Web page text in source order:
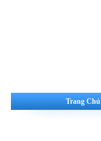
Trang Chủ